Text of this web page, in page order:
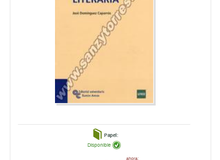
Papel:
ahora:
Disponible